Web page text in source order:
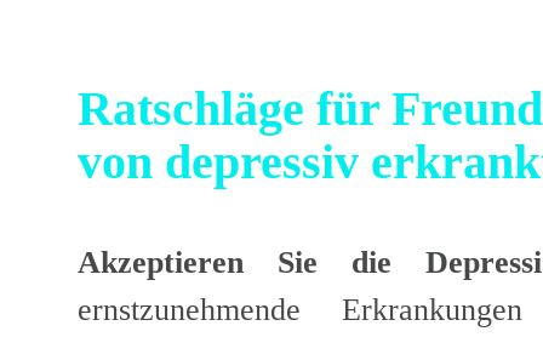
Ratschläge für
von depressiv
Akzeptieren Sie die
ernstzunehmende